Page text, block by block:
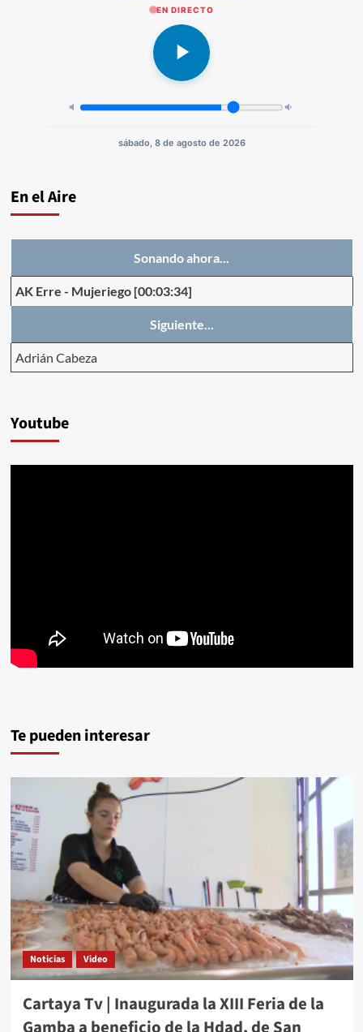
EN DIRECTO
sábado, 8 de agosto de 2026
En el Aire
Sonando ahora...
AK Erre - Mujeriego [00:03:34]
Siguiente...
Adrián Cabeza
Youtube
Te pueden interesar
Noticias Video
Cartaya Tv | Inaugurada la XIII Feria de la
Gamba a beneficio de la Hdad. de San